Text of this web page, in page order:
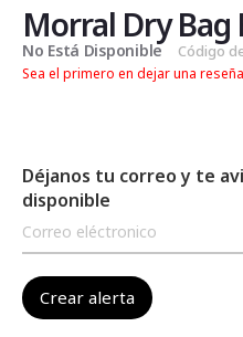
de
la
galería
de
Morral Dry Bag
No Está Disponible Código
Sea el primero en dejar una
Déjanos tu correo y te
disponible